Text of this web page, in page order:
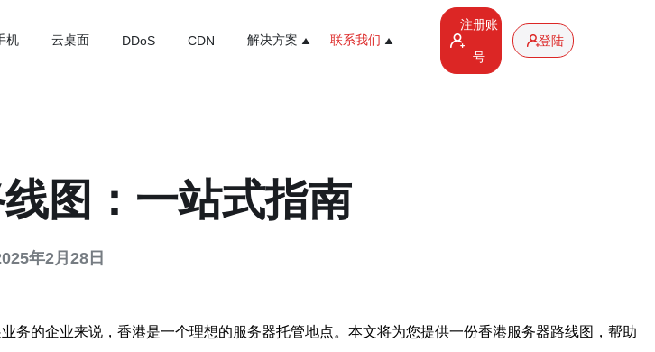
机 云桌面 DDoS CDN 解决方案 联系我们
注册账
号
登陆
图：一站式指南
年2月28日
务的企业来说，香港是一个理想的服务器托管地点。本文将为您提供一份香港服务器路线图，帮助